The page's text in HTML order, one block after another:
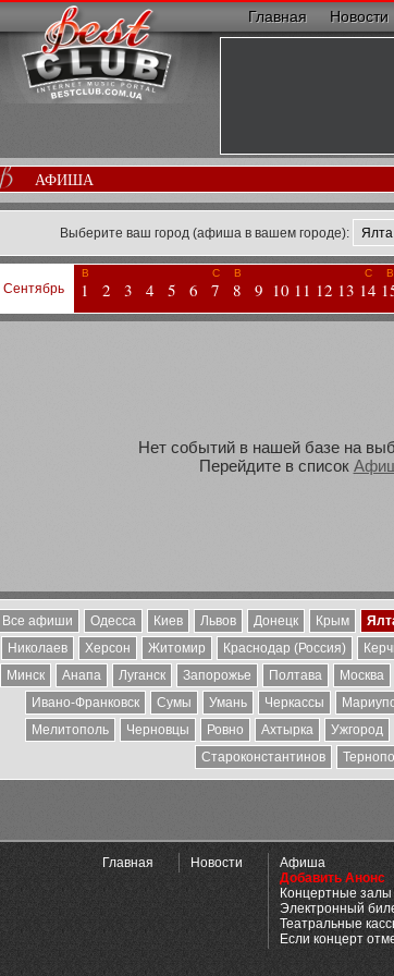
Главная Новости
АФИША
Выберите ваш город (афиша в вашем городе):
Сентябрь
В
1 2 3 4 5 6
С
7
В
8 9 10 11 12 13
С
14
В
Нет событий в нашей базе на
Перейдите в список
Все афиши Одесса Киев Львов Донецк Крым
Николаев
Херсон Житомир Краснодар (Россия)
Минск
Анапа Луганск Запорожье Полтава Москва
Ивано-Франковск
Сумы Умань Черкассы
Мелитополь
Черновцы Ровно Ахтырка Ужгород
Староконстантинов
Главная Новости
Афиша
Добавить Анонс
Концертные залы
Электронный
Театральные
Если концерт